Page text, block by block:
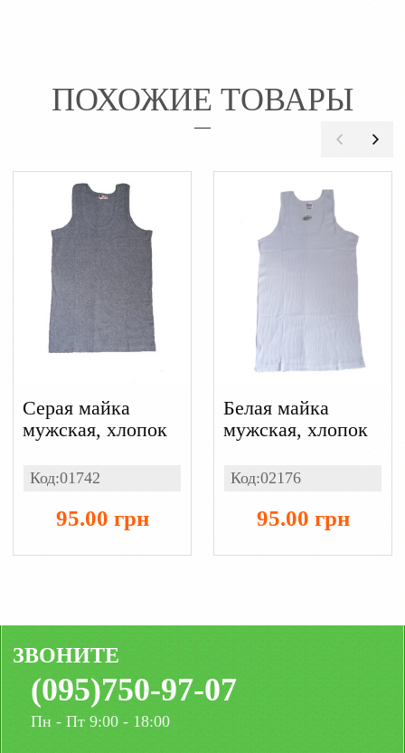
ПОХОЖИЕ ТОВАРЫ
Серая майка
мужская, хлопок
Код:01742
95.00 грн
Белая майка
мужская, хлопок
Код:02176
95.00 грн
ЗВОНИТЕ
(095)750-97-07
Пн - Пт 9:00 - 18:00